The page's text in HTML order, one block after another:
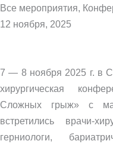
Все мероприятия,
12 ноября, 2025
7 — 8 ноября 2025 г. в
хирургическая
Сложных грыж» с
встретились врачи-
герниологи,